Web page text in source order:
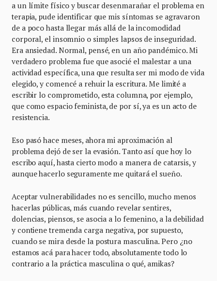
a un límite físico y buscar desenmarañar el problema en
terapia, pude identificar que mis síntomas se agravaron
de a poco hasta llegar más allá de la incomodidad
corporal, el insomnio o simples lapsos de inseguridad.
Era ansiedad. Normal, pensé, en un año pandémico. Mi
verdadero problema fue que asocié el malestar a una
actividad específica, una que resulta ser mi modo de vida
elegido, y comencé a rehuir la escritura. Me limité a
escribir lo comprometido, esta columna, por ejemplo,
que como espacio feminista, de por sí, ya es un acto de
resistencia.
Eso pasó hace meses, ahora mi aproximación al
problema dejó de ser la evasión. Tanto así que hoy lo
escribo aquí, hasta cierto modo a manera de catarsis, y
aunque hacerlo seguramente me quitará el sueño.
Aceptar vulnerabilidades no es sencillo, mucho menos
hacerlas públicas, más cuando revelar sentires,
dolencias, piensos, se asocia a lo femenino, a la debilidad
y contiene tremenda carga negativa, por supuesto,
cuando se mira desde la postura masculina. Pero ¿no
estamos acá para hacer todo, absolutamente todo lo
contrario a la práctica masculina o qué, amikas?